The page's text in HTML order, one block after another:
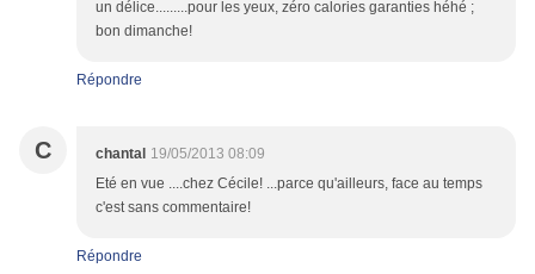
un délice.........pour les yeux, zéro calories garanties héhé ;
bon dimanche!
Répondre
C chantal 19/05/2013 08:09
Eté en vue ....chez Cécile! ...parce qu'ailleurs, face au temps
c'est sans commentaire!
Répondre